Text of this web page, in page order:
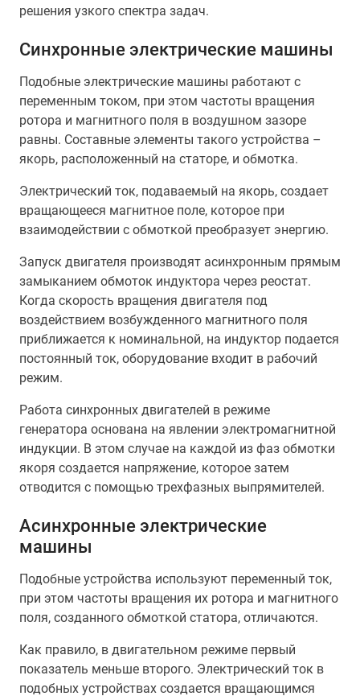
решения узкого спектра задач.
Синхронные электрические машины
Подобные электрические машины работают с
переменным током, при этом частоты вращения
ротора и магнитного поля в воздушном зазоре
равны. Составные элементы такого устройства –
якорь, расположенный на статоре, и обмотка.
Электрический ток, подаваемый на якорь, создает
вращающееся магнитное поле, которое при
взаимодействии с обмоткой преобразует энергию.
Запуск двигателя производят асинхронным прямым
замыканием обмоток индуктора через реостат.
Когда скорость вращения двигателя под
воздействием возбужденного магнитного поля
приближается к номинальной, на индуктор подается
постоянный ток, оборудование входит в рабочий
режим.
Работа синхронных двигателей в режиме
генератора основана на явлении электромагнитной
индукции. В этом случае на каждой из фаз обмотки
якоря создается напряжение, которое затем
отводится с помощью трехфазных выпрямителей.
Асинхронные электрические
машины
Подобные устройства используют переменный ток,
при этом частоты вращения их ротора и магнитного
поля, созданного обмоткой статора, отличаются.
Как правило, в двигательном режиме первый
показатель меньше второго. Электрический ток в
подобных устройствах создается вращающимся